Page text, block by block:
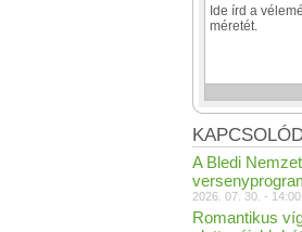
A Bledi
2026. 07. 30. -
Romantikus